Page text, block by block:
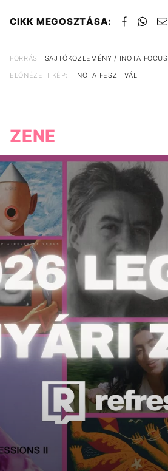
CIKK MEGOSZTÁSA:
FORRÁS
SAJTÓKÖZLEMÉNY / INOTA FOCUS
ELŐNÉZETI KÉP:
INOTA FESZTIVÁL
ZENE